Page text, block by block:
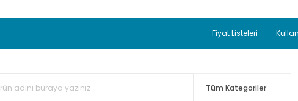
TC Standart Bayonet J Tip Termokupul Ürünlerinde 50 Adet
TC Standart Bayonet J Tip Termokupul
50.000,00TL ve Üzeri
Fiyat Listeleri